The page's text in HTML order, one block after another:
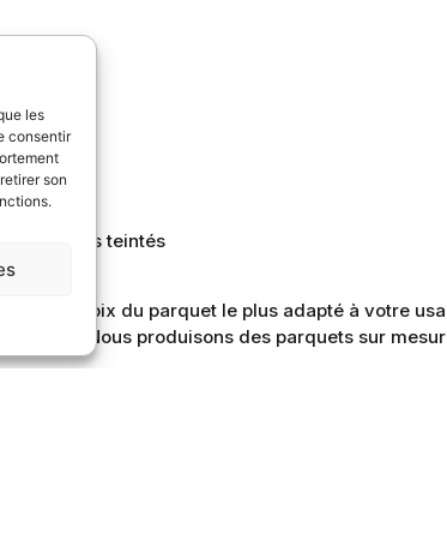
les
consentir
son
sur sols teintés
dans le choix du parquet le plus adapté à votre
projet. Nous produisons des parquets sur